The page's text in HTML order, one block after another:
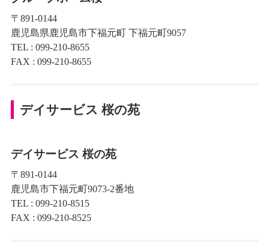
〒891-0144
鹿児島県鹿児島市下福元町 下福元町9057
TEL : 099-210-8655
FAX : 099-210-8655
デイサービス 桜の苑
デイサービス 桜の苑
〒891-0144
鹿児島市下福元町9073-2番地
TEL : 099-210-8515
FAX : 099-210-8525